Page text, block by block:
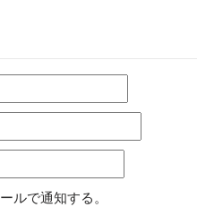
ルで通知する。